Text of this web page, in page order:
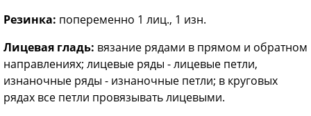
Резинка: попеременно 1 лиц., 1 изн.
Лицевая гладь: вязание рядами в прямом и обратном
направлениях; лицевые ряды - лицевые петли,
изнаночные ряды - изнаночные петли; в круговых
рядах все петли провязывать лицевыми.